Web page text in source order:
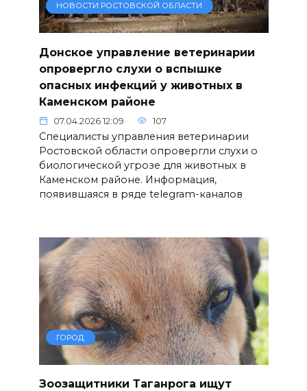
НОВОСТИ РОСТОВСКОЙ ОБЛАСТИ
Донское управление ветеринарии
опровергло слухи о вспышке
опасных инфекций у животных в
Каменском районе
07.04.2026 12:09 107
Специалисты управления ветеринарии
Ростовской области опровергли слухи о
биологической угрозе для животных в
Каменском районе. Информация,
появившаяся в ряде telegram-каналов
ГОРОД
Зоозащитники Таганрога ищут